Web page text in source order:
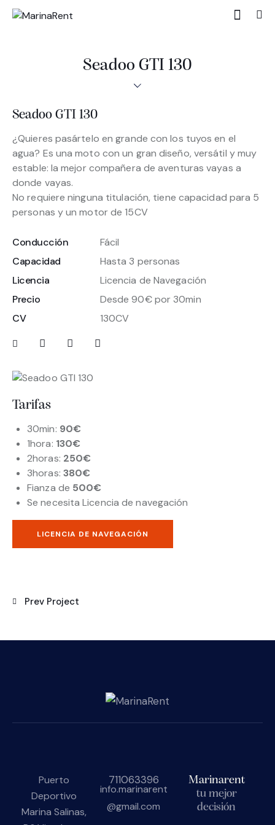
Seadoo GTI 130
Seadoo GTI 130
¿Quieres pasártelo en grande con los tuyos en el
agua? Es una moto con un gran diseño, versátil y muy
estable: la mejor compañera de aventuras vayas a
donde vayas.
No requiere ninguna titulación, tiene capacidad para 5
personas y un motor de 15CV
Conducción
Fácil
Capacidad
Hasta 3 personas
Licencia
Licencia de Navegación
Precio
Desde 90€ por 30min
CV
130CV
Tarifas
30min: 90€
1hora: 130€
2horas: 250€
3horas: 380€
Fianza de 500€
Se necesita Licencia de navegación
LICENCIA DE NAVEGACIÓN
Prev Project
Puerto
Deportivo
Marina Salinas,
711063396
info.marinarent
@gmail.com
Marinarent
tu mejor
decisión